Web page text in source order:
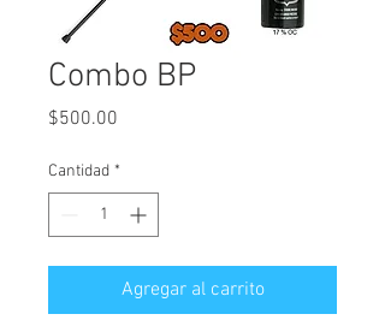
Combo BP
$500.00
Cantidad *
Agregar al carrito